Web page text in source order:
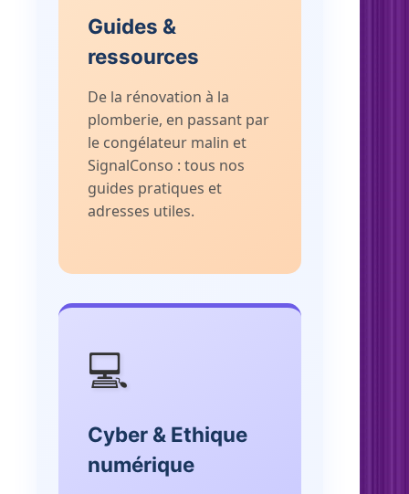
Guides &
ressources
De la rénovation à la
plomberie, en passant par
le congélateur malin et
SignalConso : tous nos
guides pratiques et
adresses utiles.
💻
Cyber & Ethique
numérique